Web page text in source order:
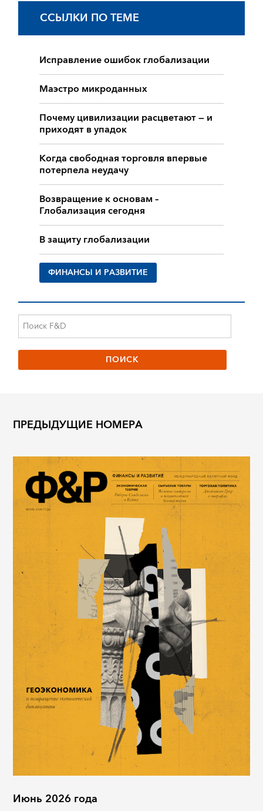
ССЫЛКИ ПО ТЕМЕ
Исправление ошибок глобализации
Маэстро микроданных
Почему цивилизации расцветают — и
приходят в упадок
Когда свободная торговля впервые
потерпела неудачу
Возвращение к основам –
Глобализация сегодня
В защиту глобализации
ФИНАНСЫ И РАЗВИТИЕ
ПРЕДЫДУЩИЕ НОМЕРА
Июнь 2026 года